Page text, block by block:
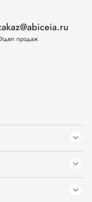
продаж